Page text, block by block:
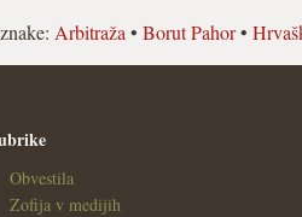
Arbitraža • Borut Pahor•
Obvestila
Zofija v medijih